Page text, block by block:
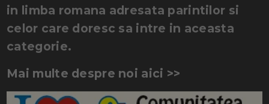
in limba romana adresata parintilor si
celor care doresc sa intre in aceasta
categorie.
Mai multe despre noi aici >>